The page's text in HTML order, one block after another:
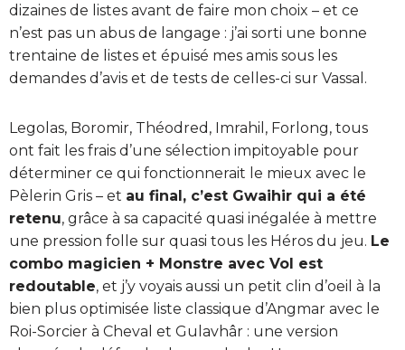
dizaines de listes avant de faire mon choix – et ce
n’est pas un abus de langage : j’ai sorti une bonne
trentaine de listes et épuisé mes amis sous les
demandes d’avis et de tests de celles-ci sur Vassal.
Legolas, Boromir, Théodred, Imrahil, Forlong, tous
ont fait les frais d’une sélection impitoyable pour
déterminer ce qui fonctionnerait le mieux avec le
Pèlerin Gris – et au final, c’est Gwaihir qui a été
retenu, grâce à sa capacité quasi inégalée à mettre
une pression folle sur quasi tous les Héros du jeu. Le
combo magicien + Monstre avec Vol est
redoutable, et j’y voyais aussi un petit clin d’oeil à la
bien plus optimisée liste classique d’Angmar avec le
Roi-Sorcier à Cheval et Gulavhâr : une version